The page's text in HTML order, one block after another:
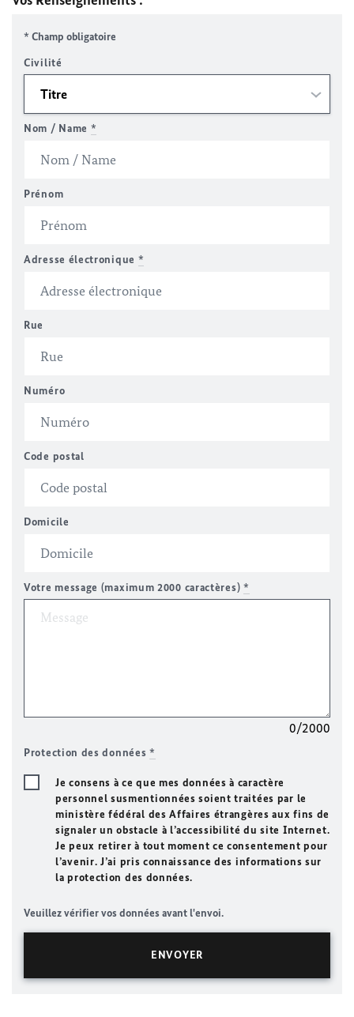
* Champ obligatoire
Civilité
Nom / Name *
Prénom
Adresse électronique *
Rue
Numéro
Code postal
Domicile
Votre message (maximum 2000 caractères) *
0/2000
Protection des données*
Je consens à ce que mes données à caractère
personnel susmentionnées soient traitées par le
ministère fédéral des Affaires étrangères aux fins de
signaler un obstacle à l’accessibilité du site Internet.
Je peux retirer à tout moment ce consentement pour
l’avenir. J’ai pris connaissance des informations sur
la protection des données.
Veuillez vérifier vos données avant l'envoi.